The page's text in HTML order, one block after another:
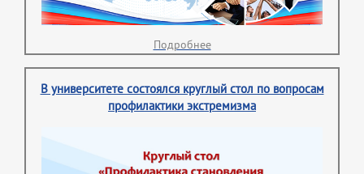
Подробнее
В университете состоялся круглый стол по вопросам
профилактики экстремизма